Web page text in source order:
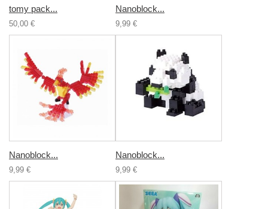
tomy pack...
50,00 €
Nanoblock...
9,99 €
Nanoblock...
9,99 €
Nanoblock...
9,99 €